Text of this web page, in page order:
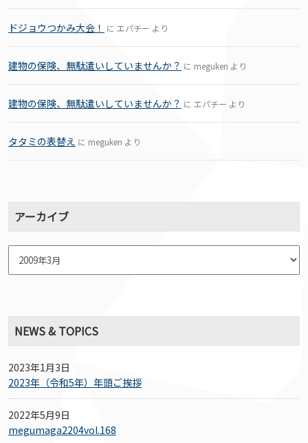
ドジョウつかみ大会！ に エパチー より
建物の保険、無駄遣いしていませんか？ に meguken より
建物の保険、無駄遣いしていませんか？ に エパチー より
タタミの表替え に meguken より
アーカイブ
NEWS & TOPICS
2023年1月3日
2023年（令和5年）年頭ご挨拶
2022年5月9日
megumaga2204vol.168